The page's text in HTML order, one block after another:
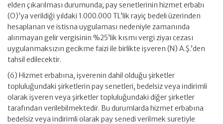
elden çıkarılması durumunda; pay senetlerinin hizmet erbabı
(O)’ya verildiği yıldaki 1.000.000 TL’lik rayiç bedeli üzerinden
hesaplanan ve istisna uygulaması nedeniyle zamanında
alınmayan gelir vergisinin %25’lik kısmı vergi ziyaı cezası
uygulanmaksızın gecikme faizi ile birlikte işveren (N) A.Ş.’den
tahsil edilecektir.
(6) Hizmet erbabına, işverenin dahil olduğu şirketler
topluluğundaki şirketlerin pay senetleri, bedelsiz veya indirimli
olarak işveren veya şirketler topluluğundaki diğer şirketler
tarafından verilebilmektedir. Bu durumlarda hizmet erbabına
bedelsiz veya indirimli olarak pay senedi verilmek suretiyle